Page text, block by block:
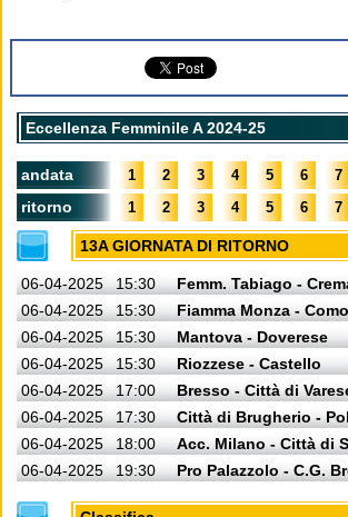
Eccellenza Femminile A 2024-25
andata 1 2 3 4 5 6 7
ritorno 1 2 3 4 5 6 7
13A GIORNATA DI RITORNO
06-04-2025 15:30
Femm. Tabiago -
06-04-2025
15:30
Fiamma Monza - Como
06-04-2025
15:30
Mantova - Doverese
06-04-2025
15:30
Riozzese - Castello
06-04-2025
17:00
Bresso - Città di
06-04-2025
17:30
Città di Brugherio -
06-04-2025
18:00
Acc. Milano - Città di
06-04-2025
19:30 Pro Palazzolo - C.G.